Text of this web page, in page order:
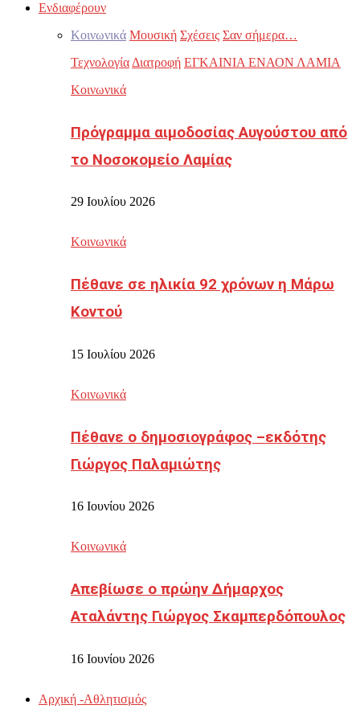
Ενδιαφέρουν
Κοινωνικά Μουσική Σχέσεις Σαν σήμερα…
Τεχνολογία Διατροφή ΕΓΚΑΙΝΙΑ ΕΝΑΟΝ ΛΑΜΙΑ
Κοινωνικά
Πρόγραμμα αιμοδοσίας Αυγούστου από
το Νοσοκομείο Λαμίας
29 Ιουλίου 2026
Κοινωνικά
Πέθανε σε ηλικία 92 χρόνων η Μάρω
Κοντού
15 Ιουλίου 2026
Κοινωνικά
Πέθανε ο δημοσιογράφος –εκδότης
Γιώργος Παλαμιώτης
16 Ιουνίου 2026
Κοινωνικά
Απεβίωσε ο πρώην Δήμαρχος
Αταλάντης Γιώργος Σκαμπερδόπουλος
16 Ιουνίου 2026
Αρχική -Αθλητισμός